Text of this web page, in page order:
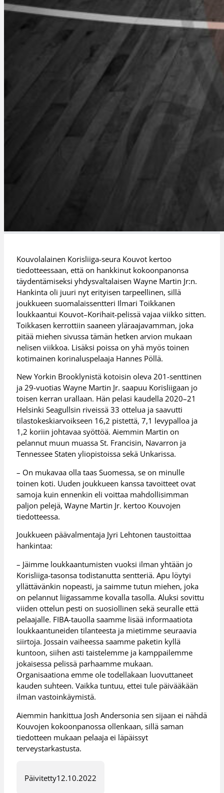
Kouvolalainen Korisliiga-seura Kouvot kertoo
tiedotteessaan, että on hankkinut kokoonpanonsa
täydentämiseksi yhdysvaltalaisen Wayne Martin Jr:n.
Hankinta oli juuri nyt erityisen tarpeellinen, sillä
joukkueen suomalaissentteri Ilmari Toikkanen
loukkaantui Kouvot–Korihait-pelissä vajaa viikko sitten.
Toikkasen kerrottiin saaneen yläraajavamman, joka
pitää miehen sivussa tämän hetken arvion mukaan
nelisen viikkoa. Lisäksi poissa on yhä myös toinen
kotimainen korinaluspelaaja Hannes Pöllä.
New Yorkin Brooklynistä kotoisin oleva 201-senttinen
ja 29-vuotias Wayne Martin Jr. saapuu Korisliigaan jo
toisen kerran urallaan. Hän pelasi kaudella 2020–21
Helsinki Seagullsin riveissä 33 ottelua ja saavutti
tilastokeskiarvoikseen 16,2 pistettä, 7,1 levypalloa ja
1,2 koriin johtavaa syöttöä. Aiemmin Martin on
pelannut muun muassa St. Francisin, Navarron ja
Tennessee Staten yliopistoissa sekä Unkarissa.
– On mukavaa olla taas Suomessa, se on minulle
toinen koti. Uuden joukkueen kanssa tavoitteet ovat
samoja kuin ennenkin eli voittaa mahdollisimman
paljon pelejä, Wayne Martin Jr. kertoo Kouvojen
tiedotteessa.
Joukkueen päävalmentaja Jyri Lehtonen taustoittaa
hankintaa:
– Jäimme loukkaantumisten vuoksi ilman yhtään jo
Korisliiga-tasonsa todistanutta sentteriä. Apu löytyi
yllättävänkin nopeasti, ja saimme tutun miehen, joka
on pelannut liigassamme kovalla tasolla. Aluksi sovittu
viiden ottelun pesti on suosiollinen sekä seuralle että
pelaajalle. FIBA-tauolla saamme lisää informaatiota
loukkaantuneiden tilanteesta ja mietimme seuraavia
siirtoja. Jossain vaiheessa saamme paketin kyllä
kuntoon, siihen asti taistelemme ja kamppailemme
jokaisessa pelissä parhaamme mukaan.
Organisaationa emme ole todellakaan luovuttaneet
kauden suhteen. Vaikka tuntuu, ettei tule päivääkään
ilman vastoinkäymistä.
Aiemmin hankittua Josh Andersonia sen sijaan ei nähdä
Kouvojen kokoonpanossa ollenkaan, sillä saman
tiedotteen mukaan pelaaja ei läpäissyt
terveystarkastusta.
Päivitetty12.10.2022